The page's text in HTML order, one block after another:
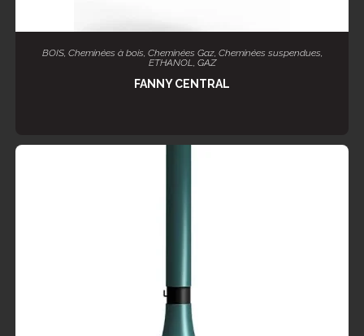
LIRE LA SUITE
BOIS, Cheminées à bois Cheminées Gaz, Cheminées suspendues
ETHANOL
GAZ
FANNY CENTRAL